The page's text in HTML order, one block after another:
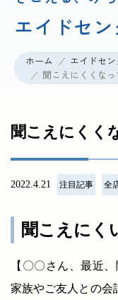
エイドセ
ホーム
エイドセ
聞こえにくくな
聞こえにくく
2022.4.21 注目記事 全
聞こえにく
【〇〇さん、最近
家族やご友人との会